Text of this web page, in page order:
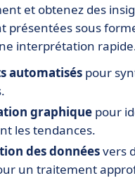
et obtenez des
présentées sous
interprétation
automatisés pour
graphique pour
les tendances.
des donnéesvers
un traitement